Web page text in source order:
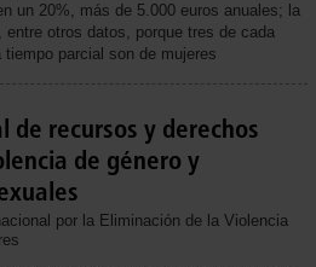
un 20%, más de 5.000 euros anuales; la
entre otros datos, porque tres de cada
parcial son de mujeres
de recursos y derechos
de género y
por la Eliminación de la Violencia